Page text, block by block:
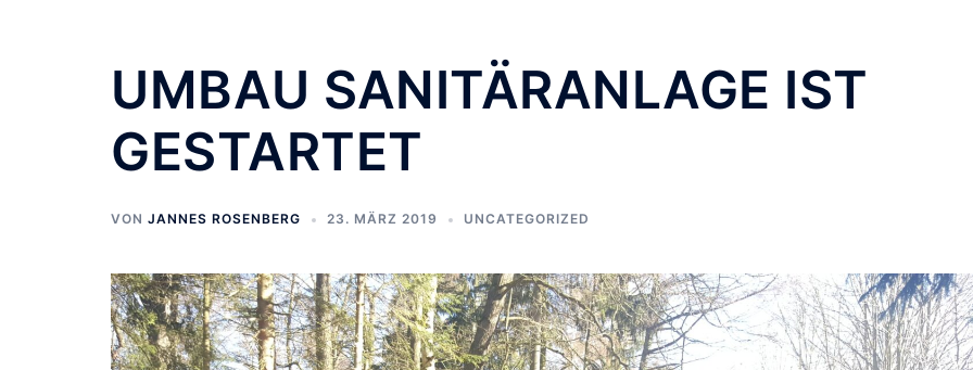
UMBAU SANITÄRANLAGE IST
GESTARTET
VON JANNES ROSENBERG 23. MÄRZ 2019 UNCATEGORIZED